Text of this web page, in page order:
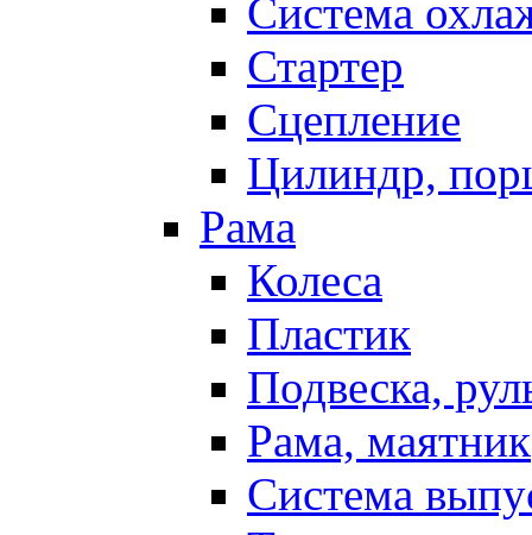
Система
Стартер
Сцепление
Цилиндр,
Рама
Колеса
Пластик
Подвеска,
Рама, маятник
Система